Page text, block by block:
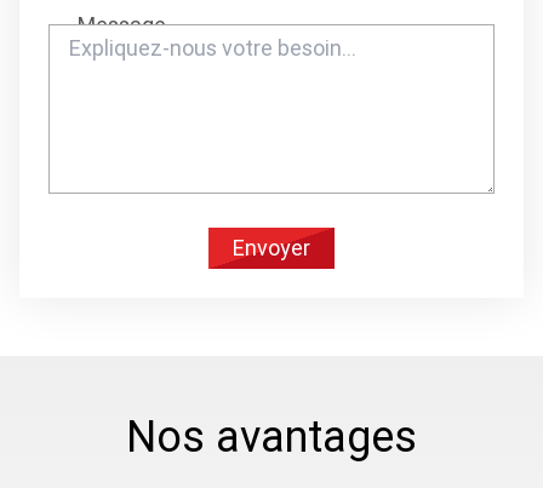
Message
Envoyer
Nos avantages